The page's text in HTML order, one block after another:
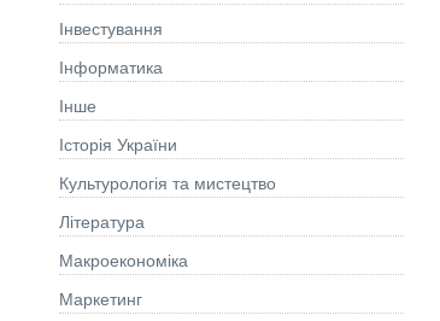
Інвестування
Інформатика
Інше
Історія України
Культурологія та мистецтво
Літературa
Макроекономіка
Маркетинг